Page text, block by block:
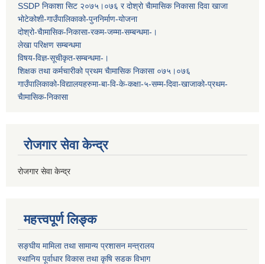
SSDP निकाशा सिट २०७५।०७६ र दोश्रो चैामासिक निकासा दिवा खाजा
भोटेकोशी-गाउँपालिकाको-पुननिर्माण-योजना
दोश्रो-चैामासिक-निकासा-रकम-जम्मा-सम्बन्धमा-।
लेखा परिक्षण सम्बन्धमा
विषय-विज्ञ-सूचीकृत-सम्बन्धमा-।
शिक्षक तथा कर्मचारीको प्रथम च‌ैामासिक निकासा ०७५।०७६
गाउँपालिकाको-विद्यालयहरुमा-बा-वि-के-कक्षा-५-सम्म-दिवा-खाजाको-प्रथम-
चैामासिक-निकासा
रोजगार सेवा केन्द्र
रोजगार सेवा केन्द्र
महत्त्वपूर्ण लिङ्क
सङ्घीय मामिला तथा सामान्य प्रशासन मन्त्रालय
स्थानिय पूर्वाधार विकास तथा कृषि सडक विभाग